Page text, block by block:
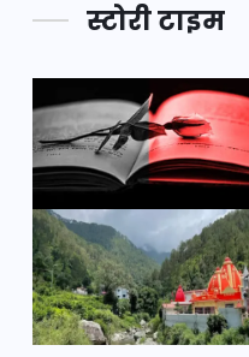
स्टोरी टाइम